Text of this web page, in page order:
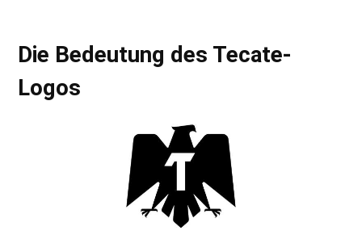
Die Bedeutung des Tecate-
Logos